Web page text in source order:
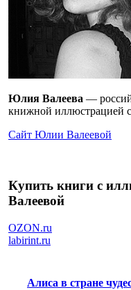
Юлия Валеева —
книжной иллюстрацией
Сайт Юлии Валеевой
Купить книги с
Валеевой
OZON.ru
labirint.ru
Алиса в стране